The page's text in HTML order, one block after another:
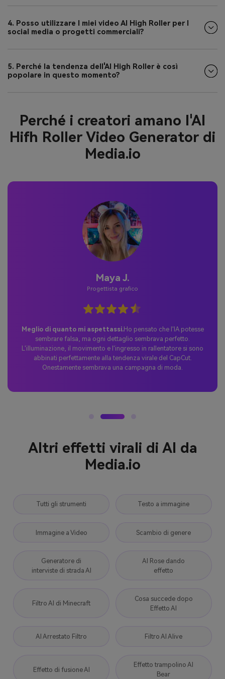
4. Posso utilizzare I miei video AI High Roller per I
social media o progetti commerciali?
5. Perché la tendenza dell'AI High Roller è così
popolare in questo momento?
Perché i creatori amano l'AI
Hifh Roller Video Generator di
Media.io
Giordania P.
Utente occasionale
Perfetta sorpresa TikTok.Mi sono unito alla tendenza AI High
Roller utilizzando un prompt di Media.io e I risultati sono esplosi
rapidamente. Le persone amavano l'atmosfera della vita ricca e
non potevano credere che ce l'avessi fatta con una sola foto. Il
post è diventato virale in poche ore.
Altri effetti virali di AI da
Media.io
Tutti gli strumenti Testo a immagine
Immagine a Video Scambio di genere
Generatore di
interviste di strada AI
AI Rose dando
effetto
Filtro AI di Minecraft
Cosa succede dopo
Effetto AI
AI Arrestato Filtro Filtro AI Alive
Effetto di fusione AI
Effetto trampolino AI
Bear